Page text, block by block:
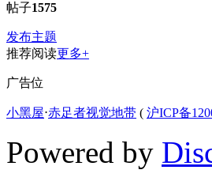
帖子1575
发布主题
推荐阅读更多+
广告位
小黑屋⋅赤足者视觉地带 ( 沪ICP备
Powered by